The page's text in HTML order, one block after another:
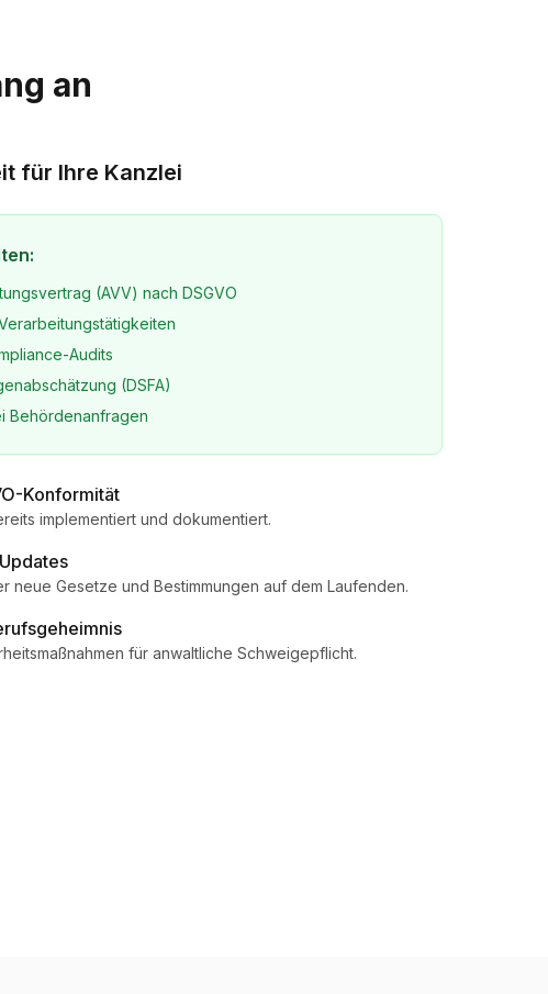
an
für Ihre Kanzlei
(AVV) nach DSGVO
Audits
(DSFA)
Behördenanfragen
Konformität
implementiert und dokumentiert.
neue Gesetze und Bestimmungen auf dem Laufenden.
für anwaltliche Schweigepflicht.